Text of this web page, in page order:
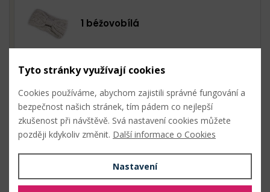
1 béžovobílá
2 pudrová
3 bordó sv.
Tyto stránky využívají cookies
Cookies používáme, abychom zajistili správné fungování a
bezpečnost našich stránek, tím pádem co nejlepší
zkušenost při návštěvě. Svá nastavení cookies můžete
později kdykoliv změnit. Další informace o Cookies
Nastavení